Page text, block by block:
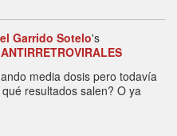
Garrido Sotelo's
media dosis pero todavía
resultados salen? O ya